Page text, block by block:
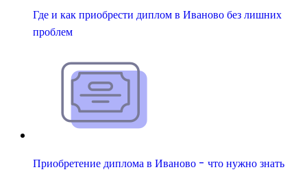
Где и как приобрести диплом в Иваново без лишних
проблем
Приобретение диплома в Иваново - что нужно знать